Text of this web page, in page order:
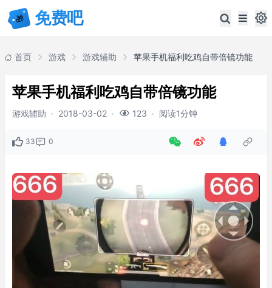
首页 游戏 游戏辅助 苹果手机福利吃鸡自带倍镜功能
苹果手机福利吃鸡自带倍镜功能
游戏辅助 · 2018-03-02 · 123 · 阅读1分钟
33 0